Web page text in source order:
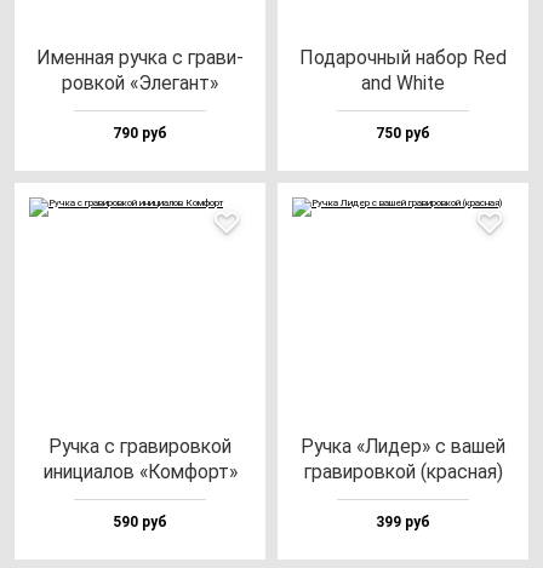
Имен­ная руч­ка с гра­ви­
ров­кой «Эле­гант»
790 руб
Пода­роч­ный на­бор Red
and Whi­te
750 руб
Руч­ка с гра­ви­ров­кой
ини­ци­алов «Ком­форт»
590 руб
Руч­ка «Лидер» с ва­шей
гра­ви­ров­кой (крас­ная)
399 руб